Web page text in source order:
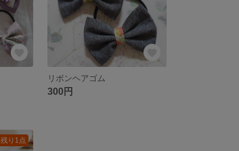
リボンヘアゴム
300円
残り1点